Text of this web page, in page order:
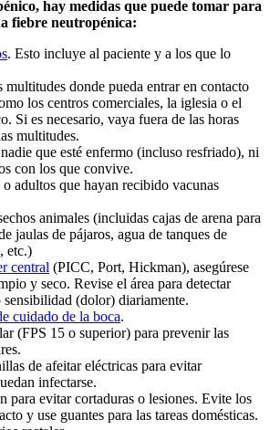
hay medidas que puede tomar para
fiebre neutropénica:
. Esto incluye al paciente y a los que lo
multitudes donde pueda entrar en contacto
los centros comerciales, la iglesia o el
Si es necesario, vaya fuera de las horas
multitudes.
que esté enfermo (incluso resfriado), ni
con los que convive.
adultos que hayan recibido vacunas
animales (incluidas cajas de arena para
jaulas de pájaros, agua de tanques de
etc.)
central (PICC, Port, Hickman), asegúrese
y seco. Revise el área para detectar
(dolor) diariamente.
cuidado de la boca.
(FPS 15 o superior) para prevenir las
de afeitar eléctricas para evitar
infectarse.
para evitar cortaduras o lesiones. Evite los
y use guantes para las tareas domésticas.